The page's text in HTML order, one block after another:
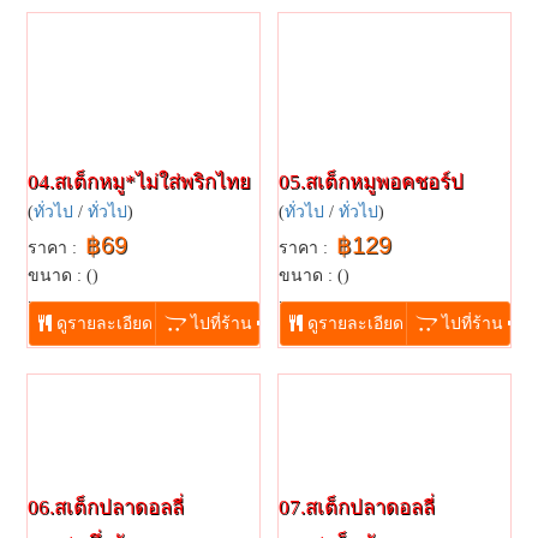
04.สเต็กหมู*ไม่ใส่พริกไทย
(ทั่วไป / ทั่วไป)
ราคา : ฿69
ขนาด : ()
...
ดูรายละเอียด ไปที่ร้าน
05.สเต็กหมูพอคชอร์ป
(ทั่วไป / ทั่วไป)
ราคา : ฿129
ขนาด : ()
...
ดูรายละเอียด ไปที่ร้าน
06.สเต็กปลาดอลลี่
07.สเต็กปลาดอลลี่